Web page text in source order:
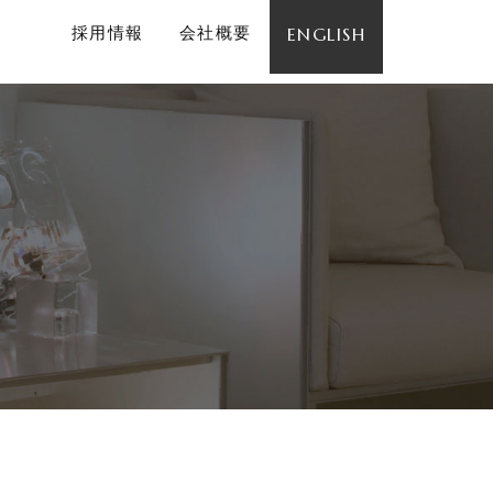
採用情報 会社概要 ENGLISH